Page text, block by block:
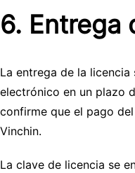
6. Entrega
La entrega de la
electrónico en un plazo
confirme que el pago
Vinchin.
La clave de licencia se